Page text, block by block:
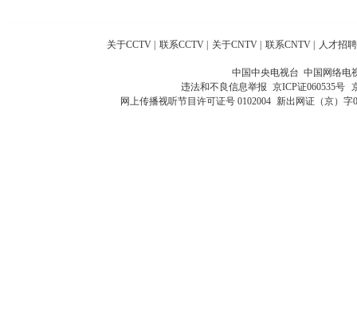
关于CCTV | 联系CCTV | 关于CNTV | 联系CNTV | 人才招聘
中国中央电视台 中国网络电
违法和不良信息举报 京ICP证060535号
网上传播视听节目许可证号 0102004 新出网证（京）